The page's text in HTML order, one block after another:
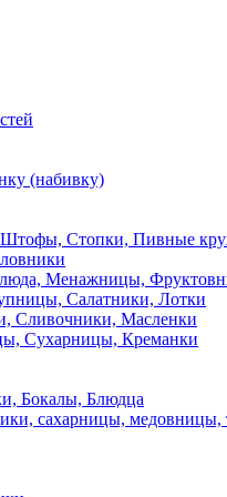
(набивку)
Стопки, Пивные
Менажницы,
Салатники, Лотки
Сливочники, Масленки
Сухарницы, Креманки
Бокалы, Блюдца
сахарницы, медовницы,